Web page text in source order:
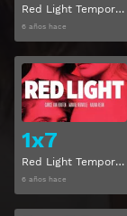
Red Light Temporada 1 Capitulo 4
6 años hace
1x7
Red Light Temporada 1 Capitulo 7
6 años hace